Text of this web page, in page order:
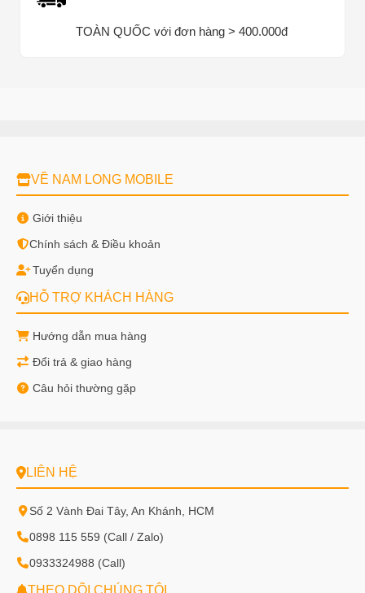
TOÀN QUỐC với đơn hàng > 400.000đ
VỀ NAM LONG MOBILE
Giới thiệu
Chính sách & Điều khoản
Tuyển dụng
HỖ TRỢ KHÁCH HÀNG
Hướng dẫn mua hàng
Đổi trả & giao hàng
Câu hỏi thường gặp
LIÊN HỆ
Số 2 Vành Đai Tây, An Khánh, HCM
0898 115 559 (Call / Zalo)
0933324988 (Call)